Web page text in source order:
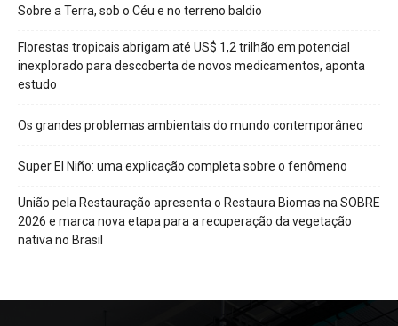
Sobre a Terra, sob o Céu e no terreno baldio
Florestas tropicais abrigam até US$ 1,2 trilhão em potencial
inexplorado para descoberta de novos medicamentos, aponta
estudo
Os grandes problemas ambientais do mundo contemporâneo
Super El Niño: uma explicação completa sobre o fenômeno
União pela Restauração apresenta o Restaura Biomas na SOBRE
2026 e marca nova etapa para a recuperação da vegetação
nativa no Brasil